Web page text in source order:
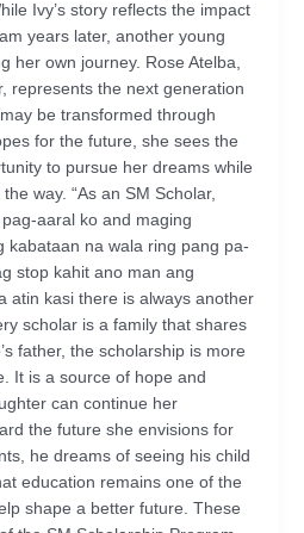
Ivy’s story reflects the impact
years later, another young
her own journey. Rose Atelba,
represents the next generation
be transformed through
for the future, she sees the
to pursue her dreams while
way. “As an SM Scholar,
aaral ko and maging
kabataan na wala ring pang pa-
stop kahit ano man ang
atin kasi there is always another
scholar is a family that shares
father, the scholarship is more
It is a source of hope and
can continue her
the future she envisions for
he dreams of seeing his child
education remains one of the
shape a better future. These